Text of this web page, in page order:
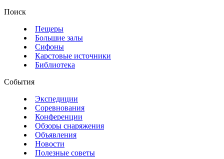
Поиск
Пещеры
Большие залы
Сифоны
Карстовые источники
Библиотека
События
Экспедиции
Соревнования
Конференции
Обзоры снаряжения
Объявления
Новости
Полезные советы